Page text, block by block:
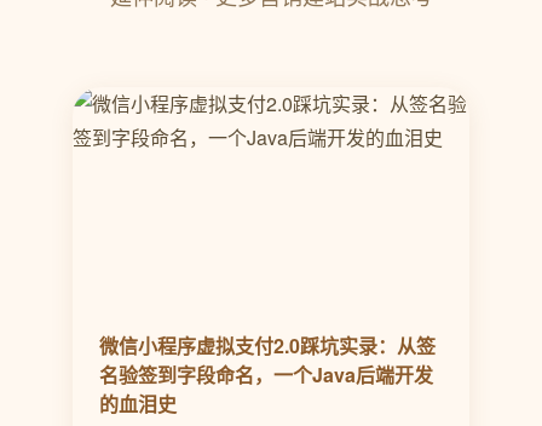
微信小程序虚拟支付2.0踩坑实录：从签
名验签到字段命名，一个Java后端开发
的血泪史